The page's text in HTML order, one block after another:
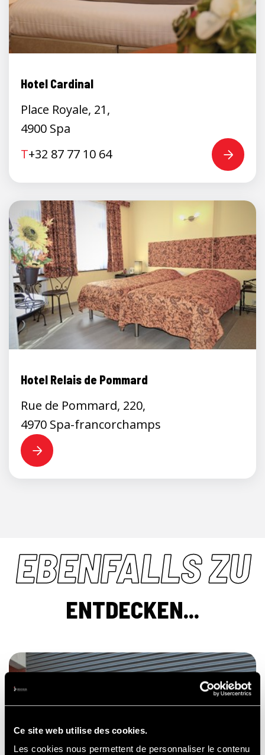
Ce site web utilise des cookies.
Les cookies nous permettent de personnaliser le contenu
Hotel Cardinal
Place Royale, 21,
4900 Spa
T+32 87 77 10 64
Hotel Relais de Pommard
Rue de Pommard, 220,
4970 Spa-francorchamps
EBENFALLS ZU
ENTDECKEN...
JUNGFERNFAHRTEN
AUF DER
RENNSTRECKE